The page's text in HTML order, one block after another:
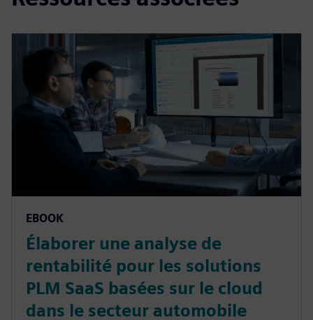
EBOOK
Élaborer une analyse de
rentabilité pour les solutions
PLM SaaS basées sur le cloud
dans le secteur automobile